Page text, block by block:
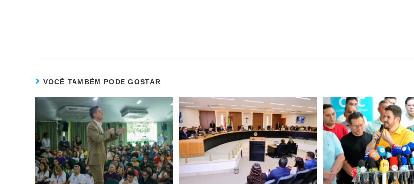
VOCÊ TAMBÉM PODE GOSTAR